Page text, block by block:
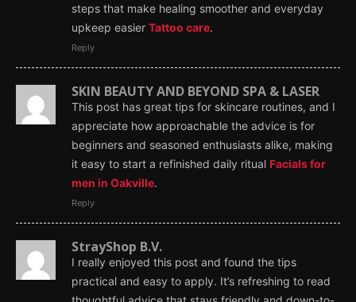
steps that make healing smoother and everyday
upkeep easier Tattoo care.
Reply
SKIN BEAUTY AND BEYOND SPA & LASER
This post has great tips for skincare routines, and I
appreciate how approachable the advice is for
beginners and seasoned enthusiasts alike, making
it easy to start a refinished daily ritual Facials for
men in Oakville.
Reply
StrayShop B.V.
I really enjoyed this post and found the tips
practical and easy to apply. It’s refreshing to read